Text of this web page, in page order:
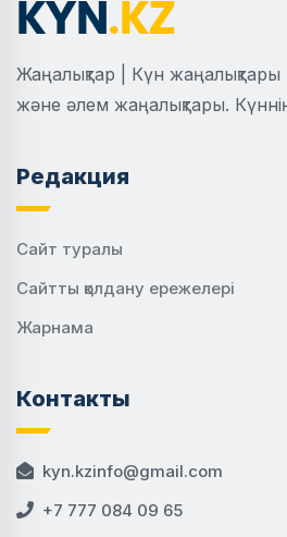
Жаңалықтар | Күн жаңалықтары
және әлем жаңалықтары.
Редакция
Сайт туралы
Сайтты қолдану ережелері
Жарнама
Контакты
kyn.kzinfo@gmail.com
+7 777 084 09 65